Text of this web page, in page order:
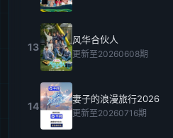
13
风华合伙人
更新至20260608期
14
妻子的浪漫旅行2026
更新至20260716期